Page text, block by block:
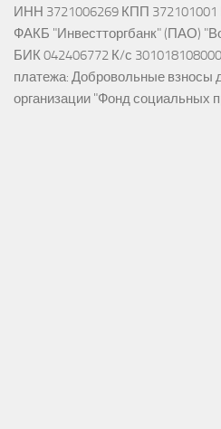
ИНН 3721006269 КПП 372101001
ФАКБ "Инвестторгбанк" (ПАО)
БИК 042406772 К/с
платежа: Добровольные взносы
организации "Фонд социальных